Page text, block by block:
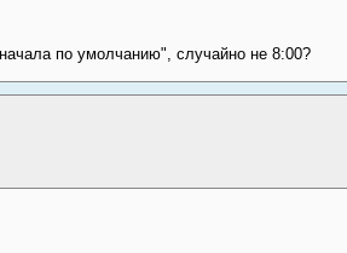
по умолчанию", случайно не 8:00?